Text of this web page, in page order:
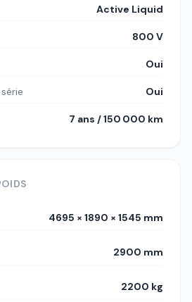
Active Liquid
800 V
Oui
Oui
7 ans / 150 000 km
4695 × 1890 × 1545 mm
2900 mm
2200 kg